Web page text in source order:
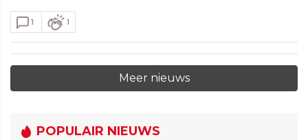
1 1
Meer nieuws
POPULAIR NIEUWS